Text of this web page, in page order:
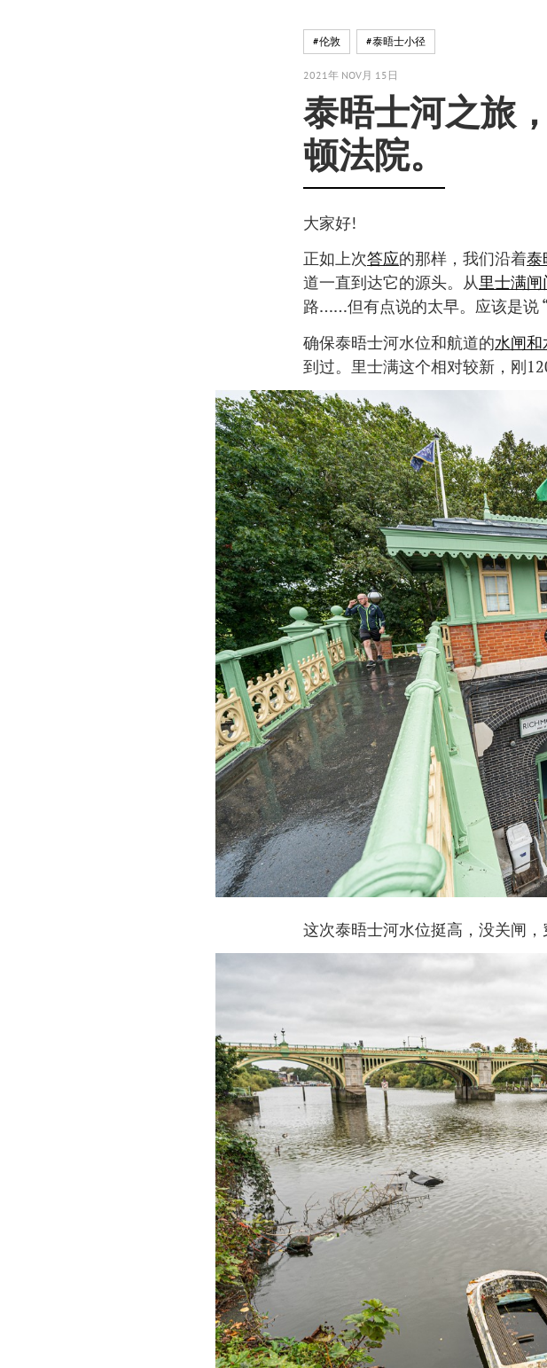
#伦敦 #泰晤士小径
2021年 NOV月 15日
泰晤士河之旅
顿法院。
大家好!
正如上次答应的那样，我们沿着泰
道一直到达它的源头。从里士满闸
路……但有点说的太早。应该是说
确保泰晤士河水位和航道的水闸和
到过。里士满这个相对较新，刚
这次泰晤士河水位挺高，没关闸